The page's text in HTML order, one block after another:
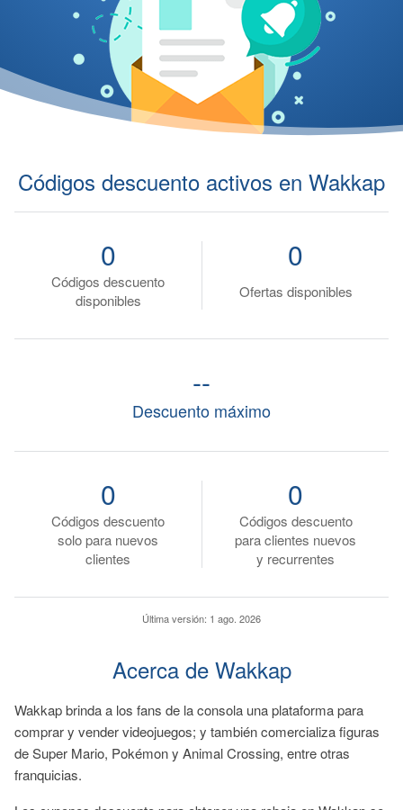
Códigos descuento activos en Wakkap
Códigos descuento
disponibles
0
Ofertas disponibles
0
Descuento máximo
--
Códigos descuento
solo para nuevos
clientes
0
Códigos descuento
para clientes nuevos
y recurrentes
0
Última versión: 1 ago. 2026
Acerca de Wakkap
Wakkap brinda a los fans de la consola una plataforma para
comprar y vender videojuegos; y también comercializa figuras
de Super Mario, Pokémon y Animal Crossing, entre otras
franquicias.